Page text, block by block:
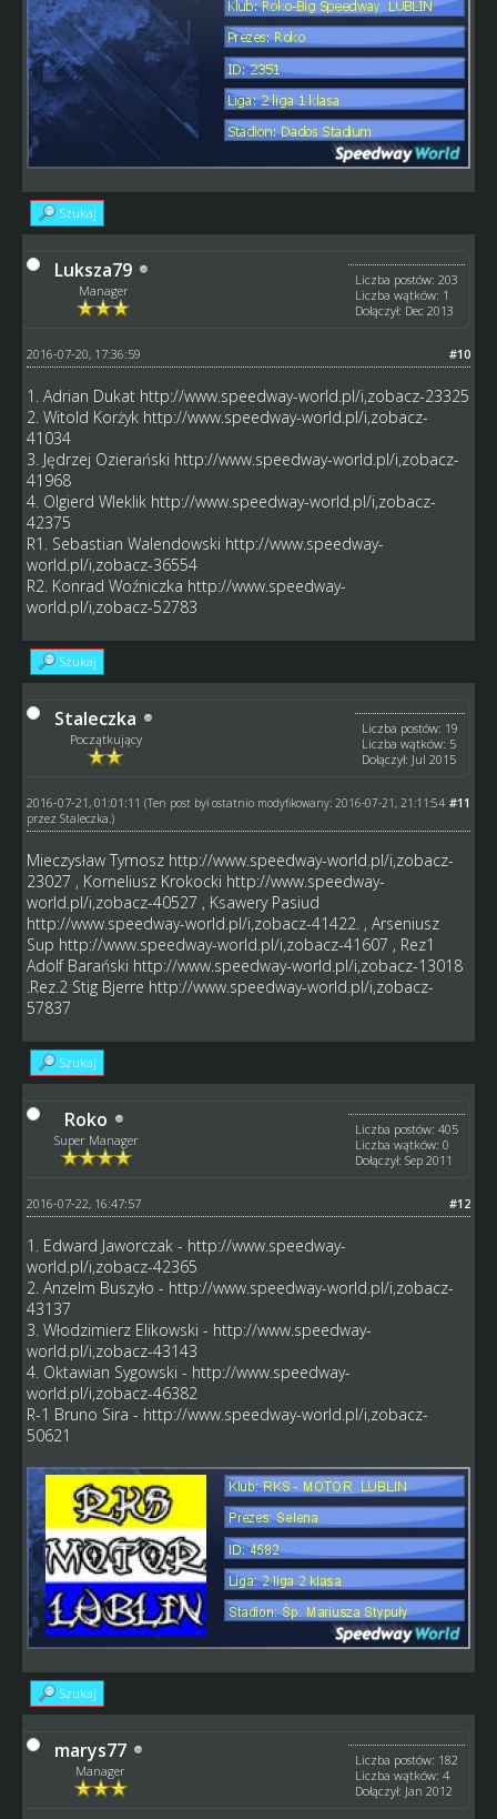
Szukaj
Luksza79
Manager
Liczba postów: 203
Liczba wątków: 1
Dołączył: Dec 2013
#10
2016-07-20, 17:36:59
1. Adrian Dukat http://www.speedway-world.pl/i,zobacz-23325
2. Witold Korżyk http://www.speedway-world.pl/i,zobacz-
41034
3. Jędrzej Ozierański http://www.speedway-world.pl/i,zobacz-
41968
4. Olgierd Wleklik http://www.speedway-world.pl/i,zobacz-
42375
R1. Sebastian Walendowski http://www.speedway-
world.pl/i,zobacz-36554
R2. Konrad Woźniczka http://www.speedway-
world.pl/i,zobacz-52783
Szukaj
Staleczka
Początkujący
Liczba postów: 19
Liczba wątków: 5
Dołączył: Jul 2015
#11
2016-07-21, 01:01:11 (Ten post był ostatnio modyfikowany: 2016-07-21, 21:11:54
przez Staleczka .)
Mieczysław Tymosz http://www.speedway-world.pl/i,zobacz-
23027 , Korneliusz Krokocki http://www.speedway-
world.pl/i,zobacz-40527 , Ksawery Pasiud
http://www.speedway-world.pl/i,zobacz-41422 . , Arseniusz
Sup http://www.speedway-world.pl/i,zobacz-41607 , Rez1
Adolf Barański http://www.speedway-world.pl/i,zobacz-13018
.Rez.2 Stig Bjerre http://www.speedway-world.pl/i,zobacz-
57837
Szukaj
Roko
Super Manager
Liczba postów: 405
Liczba wątków: 0
Dołączył: Sep 2011
#12
2016-07-22, 16:47:57
1. Edward Jaworczak - http://www.speedway-
world.pl/i,zobacz-42365
2. Anzelm Buszyło - http://www.speedway-world.pl/i,zobacz-
43137
3. Włodzimierz Elikowski - http://www.speedway-
world.pl/i,zobacz-43143
4. Oktawian Sygowski - http://www.speedway-
world.pl/i,zobacz-46382
R-1 Bruno Sira - http://www.speedway-world.pl/i,zobacz-
50621
Szukaj
marys77
Manager
Liczba postów: 182
Liczba wątków: 4
Dołączył: Jan 2012